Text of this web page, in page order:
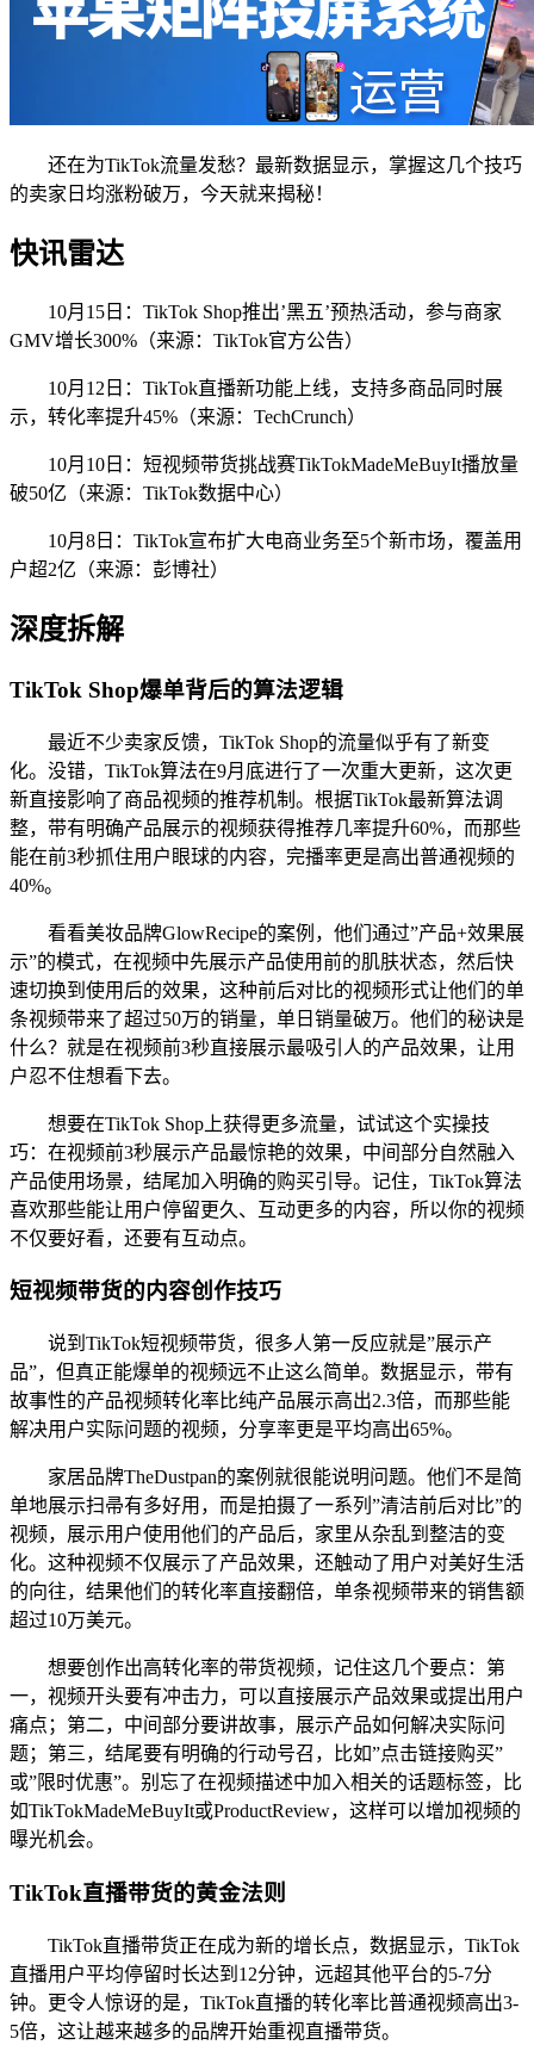
还在为TikTok流量发愁？最新数据显示，掌握这几个技巧
的卖家日均涨粉破万，今天就来揭秘！
快讯雷达
10月15日：TikTok Shop推出’黑五’预热活动，参与商家
GMV增长300%（来源：TikTok官方公告）
10月12日：TikTok直播新功能上线，支持多商品同时展
示，转化率提升45%（来源：TechCrunch）
10月10日：短视频带货挑战赛TikTokMadeMeBuyIt播放量
破50亿（来源：TikTok数据中心）
10月8日：TikTok宣布扩大电商业务至5个新市场，覆盖用
户超2亿（来源：彭博社）
深度拆解
TikTok Shop爆单背后的算法逻辑
最近不少卖家反馈，TikTok Shop的流量似乎有了新变
化。没错，TikTok算法在9月底进行了一次重大更新，这次更
新直接影响了商品视频的推荐机制。根据TikTok最新算法调
整，带有明确产品展示的视频获得推荐几率提升60%，而那些
能在前3秒抓住用户眼球的内容，完播率更是高出普通视频的
40%。
看看美妆品牌GlowRecipe的案例，他们通过”产品+效果展
示”的模式，在视频中先展示产品使用前的肌肤状态，然后快
速切换到使用后的效果，这种前后对比的视频形式让他们的单
条视频带来了超过50万的销量，单日销量破万。他们的秘诀是
什么？就是在视频前3秒直接展示最吸引人的产品效果，让用
户忍不住想看下去。
想要在TikTok Shop上获得更多流量，试试这个实操技
巧：在视频前3秒展示产品最惊艳的效果，中间部分自然融入
产品使用场景，结尾加入明确的购买引导。记住，TikTok算法
喜欢那些能让用户停留更久、互动更多的内容，所以你的视频
不仅要好看，还要有互动点。
短视频带货的内容创作技巧
说到TikTok短视频带货，很多人第一反应就是”展示产
品”，但真正能爆单的视频远不止这么简单。数据显示，带有
故事性的产品视频转化率比纯产品展示高出2.3倍，而那些能
解决用户实际问题的视频，分享率更是平均高出65%。
家居品牌TheDustpan的案例就很能说明问题。他们不是简
单地展示扫帚有多好用，而是拍摄了一系列”清洁前后对比”的
视频，展示用户使用他们的产品后，家里从杂乱到整洁的变
化。这种视频不仅展示了产品效果，还触动了用户对美好生活
的向往，结果他们的转化率直接翻倍，单条视频带来的销售额
超过10万美元。
想要创作出高转化率的带货视频，记住这几个要点：第
一，视频开头要有冲击力，可以直接展示产品效果或提出用户
痛点；第二，中间部分要讲故事，展示产品如何解决实际问
题；第三，结尾要有明确的行动号召，比如”点击链接购买”
或”限时优惠”。别忘了在视频描述中加入相关的话题标签，比
如TikTokMadeMeBuyIt或ProductReview，这样可以增加视频的
曝光机会。
TikTok直播带货的黄金法则
TikTok直播带货正在成为新的增长点，数据显示，TikTok
直播用户平均停留时长达到12分钟，远超其他平台的5-7分
钟。更令人惊讶的是，TikTok直播的转化率比普通视频高出3-
5倍，这让越来越多的品牌开始重视直播带货。